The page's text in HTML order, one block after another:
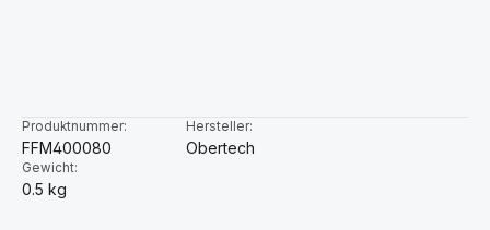
Produktnummer:
FFM400080
Hersteller:
Obertech
Gewicht:
0.5 kg